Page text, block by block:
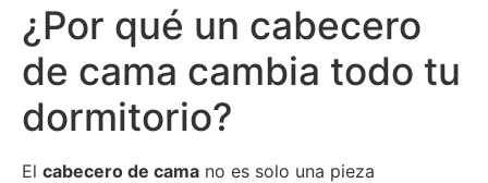
¿Por qué un cabecero
de cama cambia todo tu
dormitorio?
El cabecero de cama no es solo una pieza